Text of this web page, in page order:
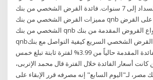
السداد إلى 7 سنوات. فائدة القرض الشخصي من بنك qnb مصر 2021
مميزات القرض الشخصي من بنك qnb مصر كيفية التقديم على القرض
الشخصي من بنك qnb مصر 2021 ما هي أنواع القروض المقدمة من بنك
qnb؟ فائدة القرض الشخصي السريع كيفية التواصل مع بنك qnb مصر
وتبدأ أسعار الفائدة المقدمة حالياً من 3.99% لفترة ثابتة تبلغ خمس
أسعار الفائدة خلال الفترة قال محمد الإتربى،
لـ"اليوم السابع" إنه مصرفه قرر الإبقاء على